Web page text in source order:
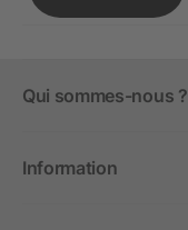
Qui sommes-nous ?
Information